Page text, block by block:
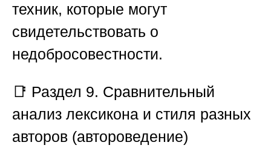
техник, которые могут
свидетельствовать о
недобросовестности.
📑 Раздел 9. Сравнительный
анализ лексикона и стиля разных
авторов (автороведение)